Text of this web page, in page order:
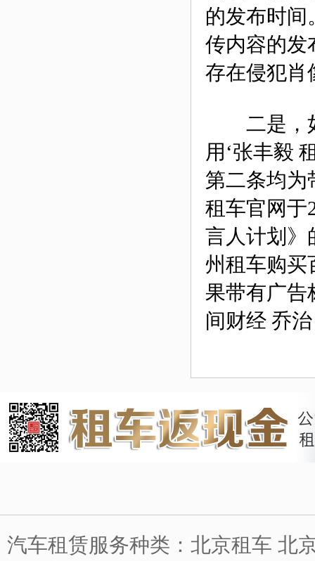
的发布时间
传内容的发
存在侵犯肖
二是，如
用‘张丰毅
第二条均为
租车官网于
言人计划》
州租车购买
果带有广告
间财经 乔
汽车租赁服务种类：北京租车 北